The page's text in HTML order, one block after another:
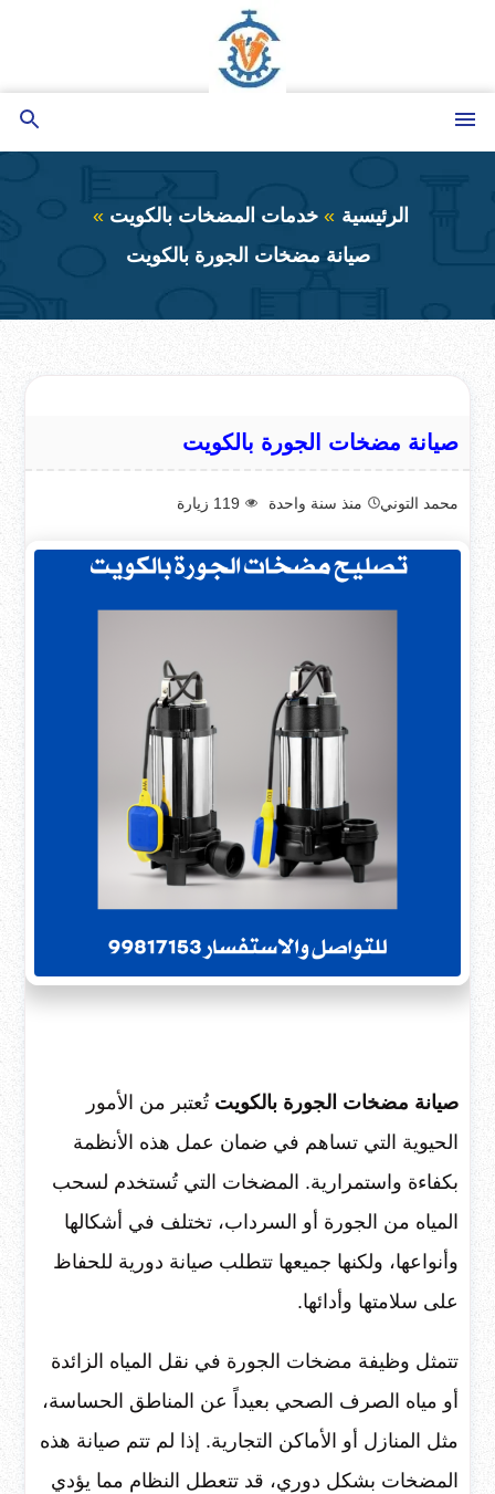
المحتوى
الرئيسية
خدمات المضخات بالكويت
صيانة مضخات الجورة بالكويت
صيانة مضخات الجورة بالكويت
محمد التوني منذ سنة واحدة 119 زيارة
صيانة مضخات الجورة بالكويت تُعتبر من الأمور
الحيوية التي تساهم في ضمان عمل هذه الأنظمة
بكفاءة واستمرارية. المضخات التي تُستخدم لسحب
المياه من الجورة أو السرداب، تختلف في أشكالها
وأنواعها، ولكنها جميعها تتطلب صيانة دورية للحفاظ
على سلامتها وأدائها.
تتمثل وظيفة مضخات الجورة في نقل المياه الزائدة
أو مياه الصرف الصحي بعيداً عن المناطق الحساسة،
مثل المنازل أو الأماكن التجارية. إذا لم تتم صيانة هذه
المضخات بشكل دوري، قد تتعطل النظام مما يؤدي